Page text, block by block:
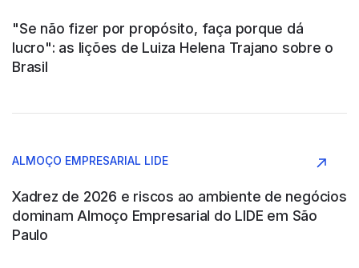
Agronegócio
"Se não fizer por propósito, faça porque dá
lucro": as lições de Luiza Helena Trajano sobre o
Brasil
ALMOÇO EMPRESARIAL LIDE
Xadrez de 2026 e riscos ao ambiente de negócios
dominam Almoço Empresarial do LIDE em São
Paulo